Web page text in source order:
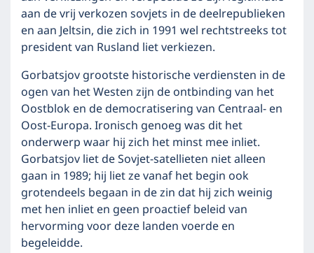
aan de vrij verkozen sovjets in de deelrepublieken
en aan Jeltsin, die zich in 1991 wel rechtstreeks tot
president van Rusland liet verkiezen.
Gorbatsjov grootste historische verdiensten in de
ogen van het Westen zijn de ontbinding van het
Oostblok en de democratisering van Centraal- en
Oost-Europa. Ironisch genoeg was dit het
onderwerp waar hij zich het minst mee inliet.
Gorbatsjov liet de Sovjet-satellieten niet alleen
gaan in 1989; hij liet ze vanaf het begin ook
grotendeels begaan in de zin dat hij zich weinig
met hen inliet en geen proactief beleid van
hervorming voor deze landen voerde en
begeleidde.